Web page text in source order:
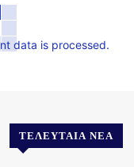
data is processed.
ΤΕΛΕΥΤΑΊΑ ΝΈΑ